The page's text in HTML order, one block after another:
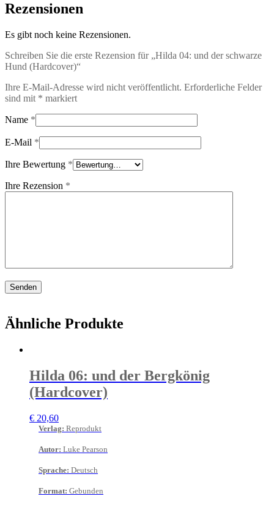
Rezensionen
Es gibt noch keine Rezensionen.
Schreiben Sie die erste Rezension für „Hilda 04: und der schwarze
Hund (Hardcover)“
Ihre E-Mail-Adresse wird nicht veröffentlicht. Erforderliche Felder
sind mit * markiert
Name *
E-Mail *
Ihre Bewertung *
Ihre Rezension *
Ähnliche Produkte
Hilda 06: und der Bergkönig
(Hardcover)
€ 20,60
Verlag: Reprodukt
Autor: Luke Pearson
Sprache: Deutsch
Format: Gebunden